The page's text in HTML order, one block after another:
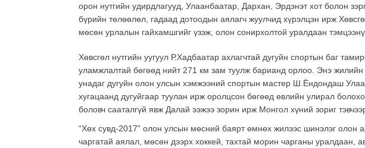
орон нутгийн удирдлагууд, Улаанбаатар, Дархан, Эрдэнэт хот болон
бүрийн төлөөлөл, гадаад дотоодын аялагч жуулчид хүрэлцэн ирж
мөсөн урлалын гайхамшгийг үзэж, олон сонирхолтой уралдаан
Хөвсгөл нутгийн уугуул Р.Хадбаатар ахлагчтай дугуйн спортын баг
уламжлалтай бөгөөд нийт 271 км зам туулж барианд орлоо. Энэ жилийн
унадаг дугуйн олон улсын хэмжээний спортын мастер Ш.Ёндондаш
хугацаанд дугуйгаар туулан ирж оролцсон бөгөөд өвлийн улирал
боловч сааталгүй явж Далай ээжээ зорин ирж Монгол хүний зориг
“Хөх сувд-2017” олон улсын мөсний баярт өмнөх жилээс шинэлэг олон
чаргатай аялал, мөсөн дээрх хоккей, тахтай морин чарганы уралдаан,